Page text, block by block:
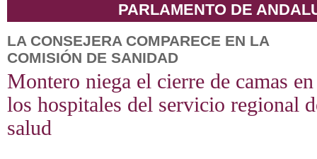
PARLAMENTO DE
LA CONSEJERA COMPARECE EN LA
COMISIÓN DE SANIDAD
Montero niega el cierre de camas en
los hospitales del servicio regional
salud